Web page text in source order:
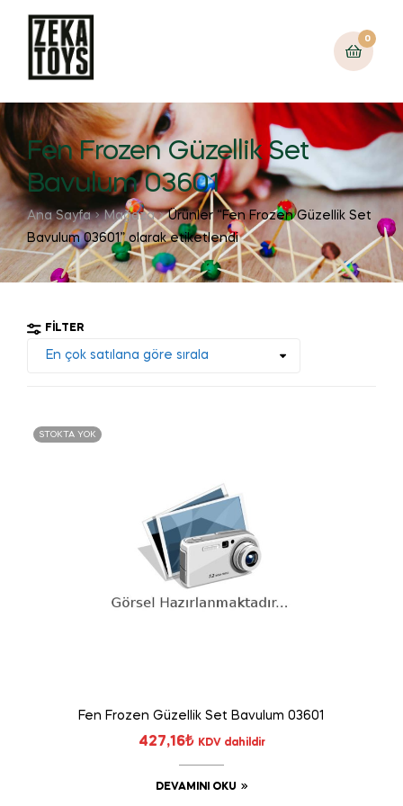
0
Fen Frozen Güzellik Set
Bavulum 03601
Ana Sayfa Mağaza
Ürünler “Fen Frozen Güzellik Set
Bavulum 03601” olarak etiketlendi
FILTER
STOKTA YOK
Fen Frozen Güzellik Set Bavulum 03601
427,16₺ KDV dahildir
DEVAMINI OKU